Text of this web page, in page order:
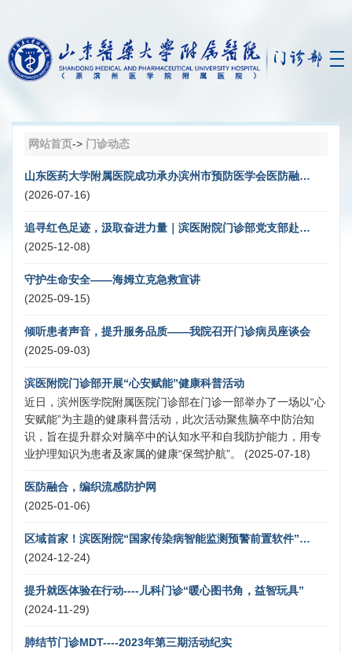
网站首页-> 门诊动态
山东医药大学附属医院成功承办滨州市预防医学会医防融合专业委员会2026年度学术会议暨医防融合背景下传染病及慢性病防治能力提升培训班
(2026-07-16)
追寻红色足迹，汲取奋进力量｜滨医附院门诊部党支部赴临沂开展红色实践
(2025-12-08)
守护生命安全——海姆立克急救宣讲
(2025-09-15)
倾听患者声音，提升服务品质——我院召开门诊病员座谈会
(2025-09-03)
滨医附院门诊部开展“心安赋能”健康科普活动
近日，滨州医学院附属医院门诊部在门诊一部举办了一场以“心
安赋能”为主题的健康科普活动，此次活动聚焦脑卒中防治知
识，旨在提升群众对脑卒中的认知水平和自我防护能力，用专
业护理知识为患者及家属的健康“保驾护航”。 (2025-07-18)
医防融合，编织流感防护网
(2025-01-06)
区域首家！滨医附院“国家传染病智能监测预警前置软件”正式运行
(2024-12-24)
提升就医体验在行动----儿科门诊“暖心图书角，益智玩具”
(2024-11-29)
肺结节门诊MDT----2023年第三期活动纪实